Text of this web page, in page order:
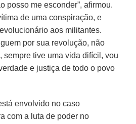
posso me esconder”, afirmou.
de uma conspiração, e
aos militantes.
por sua revolução, não
sempre tive uma vida difícil, vou
e justiça de todo o povo
envolvido no caso
com a luta de poder no